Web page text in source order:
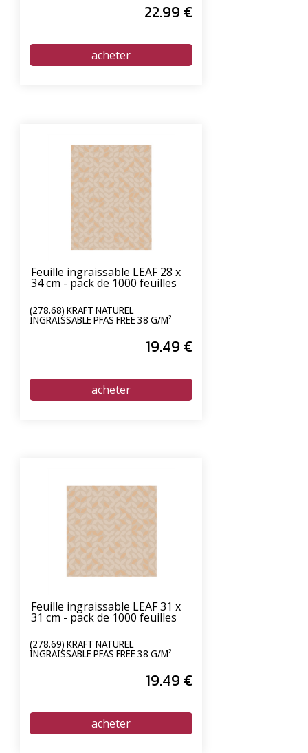
22.99 €
Feuille ingraissable LEAF 28 x
34 cm - pack de 1000 feuilles
(278.68) KRAFT NATUREL
INGRAISSABLE PFAS FREE 38 G/M²
19.49 €
Feuille ingraissable LEAF 31 x
31 cm - pack de 1000 feuilles
(278.69) KRAFT NATUREL
INGRAISSABLE PFAS FREE 38 G/M²
19.49 €